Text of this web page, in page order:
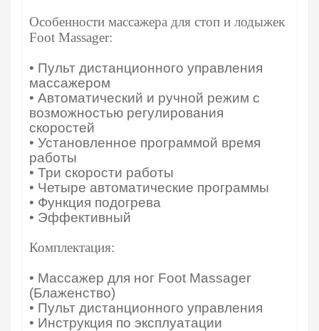
Особенности массажера для стоп и лодыжек
Foot Massager:
• Пульт дистанционного управления
массажером
• Автоматический и ручной режим с
возможностью регулирования
скоростей
• Установленное программой время
работы
• Три скорости работы
• Четыре автоматические программы
• Функция подогрева
• Эффективный
Комплектация:
• Массажер для ног Foot Massager
(Блаженство)
• Пульт дистанционного управления
• Инструкция по эксплуатации